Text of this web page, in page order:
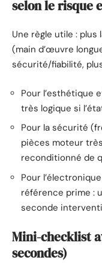
selon le risque
Une règle utile :
(main d’œuvre
sécurité/fiabilité,
Pour l’esthétique
très logique si
Pour la sécurité
pièces moteur
reconditionné de
Pour
référence prime :
seconde
Mini-checklist
secondes)